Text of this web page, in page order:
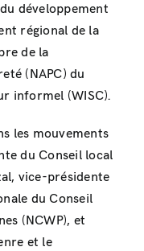
développement
régional de la
de la
(NAPC) du
informel (WISC).
les mouvements
du Conseil local
vice-présidente
du Conseil
(NCWP), et
et le